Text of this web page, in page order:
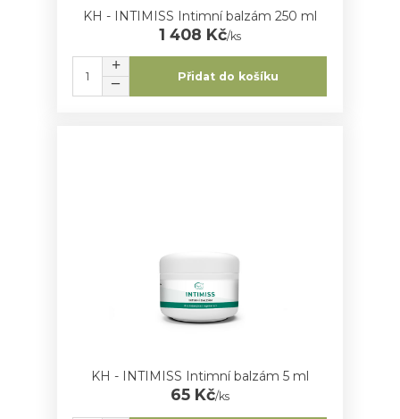
KH - INTIMISS Intimní balzám 250 ml
1 408 Kč/ks
Přidat do košíku
KH - INTIMISS Intimní balzám 5 ml
65 Kč/ks